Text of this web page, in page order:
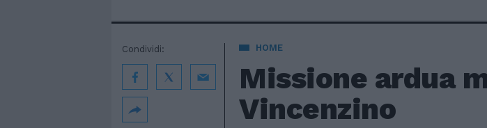
HOME
Missione ardua
Vincenzino
Condividi: